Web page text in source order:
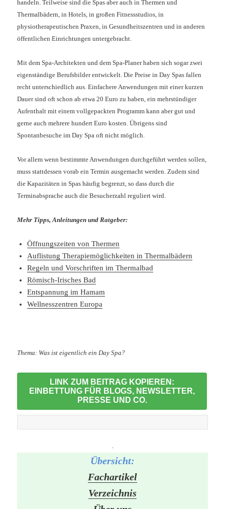
handeln. Teilweise sind die Spas aber auch in Thermen und
Thermalbädern, in Hotels, in großen Fitnessstudios, in
physiotherapeutischen Praxen, in Gesundheitszentren und in anderen
öffentlichen Einrichtungen untergebracht.
Mit dem Spa-Architekten und dem Spa-Planer haben sich sogar zwei
eigenständige Berufsbilder entwickelt.Die Preise in Day Spas fallen
recht unterschiedlich aus. Einfachere Anwendungen mit einer kurzen
Dauer sind oft schon ab etwa 20 Euro zu haben, ein mehrstündiger
Aufenthalt mit einem vollgepackten Programm kann aber gut und
gerne auch mehrere hundert Euro kosten. Übrigens sind
Spontanbesuche im Day Spa oft nicht möglich.
Vor allem wenn bestimmte Anwendungen durchgeführt werden sollen,
muss stattdessen vorab ein Termin ausgemacht werden. Zudem sind
die Kapazitäten in Spas häufig begrenzt, so dass durch die
Terminabsprache auch die Besucherzahl reguliert wird.
Mehr Tipps, Anleitungen und Ratgeber:
Öffnungszeiten von Thermen
Auflistung Therapiemöglichkeiten in Thermalbädern
Regeln und Vorschriften im Thermalbad
Römisch-Irisches Bad
Entspannung im Hamam
Wellnesszentren Europa
Thema: Was ist eigentlich ein Day Spa?
LINK ZUM BEITRAG KOPIEREN:
EINBETTUNG FÜR BLOGS, NEWSLETTER,
PRESSE UND CO.
-
Übersicht:
Fachartikel
Verzeichnis